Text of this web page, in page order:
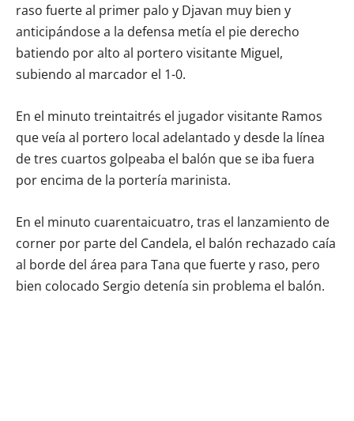
raso fuerte al primer palo y Djavan muy bien y
anticipándose a la defensa metía el pie derecho
batiendo por alto al portero visitante Miguel,
subiendo al marcador el 1-0.
En el minuto treintaitrés el jugador visitante Ramos
que veía al portero local adelantado y desde la línea
de tres cuartos golpeaba el balón que se iba fuera
por encima de la portería marinista.
En el minuto cuarentaicuatro, tras el lanzamiento de
corner por parte del Candela, el balón rechazado caía
al borde del área para Tana que fuerte y raso, pero
bien colocado Sergio detenía sin problema el balón.